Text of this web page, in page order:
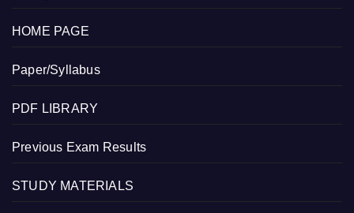
HOME PAGE
Paper/Syllabus
PDF LIBRARY
Previous Exam Results
STUDY MATERIALS